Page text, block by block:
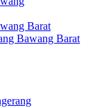
Barat
Bawang Barat